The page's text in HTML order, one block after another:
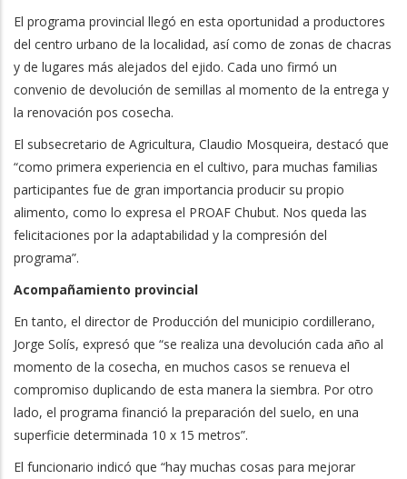
El programa provincial llegó en esta oportunidad a productores
del centro urbano de la localidad, así como de zonas de chacras
y de lugares más alejados del ejido. Cada uno firmó un
convenio de devolución de semillas al momento de la entrega y
la renovación pos cosecha.
El subsecretario de Agricultura, Claudio Mosqueira, destacó que
“como primera experiencia en el cultivo, para muchas familias
participantes fue de gran importancia producir su propio
alimento, como lo expresa el PROAF Chubut. Nos queda las
felicitaciones por la adaptabilidad y la compresión del
programa”.
Acompañamiento provincial
En tanto, el director de Producción del municipio cordillerano,
Jorge Solís, expresó que “se realiza una devolución cada año al
momento de la cosecha, en muchos casos se renueva el
compromiso duplicando de esta manera la siembra. Por otro
lado, el programa financió la preparación del suelo, en una
superficie determinada 10 x 15 metros”.
El funcionario indicó que “hay muchas cosas para mejorar